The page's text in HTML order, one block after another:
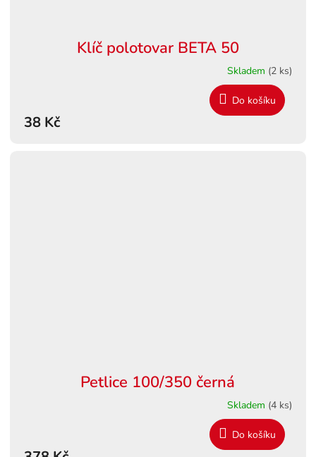
Klíč polotovar BETA 50
Skladem (2 ks)
38 Kč
Do košíku
Petlice 100/350 černá
Skladem (4 ks)
Do košíku